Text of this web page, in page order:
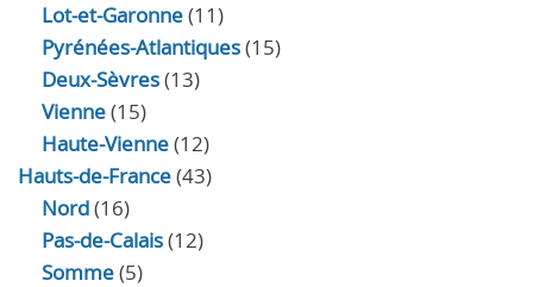
Lot-et-Garonne(11)
Pyrénées-Atlantiques(15)
Deux-Sèvres(13)
Vienne(15)
Haute-Vienne(12)
Hauts-de-France(43)
Nord(16)
Pas-de-Calais(12)
Somme(5)